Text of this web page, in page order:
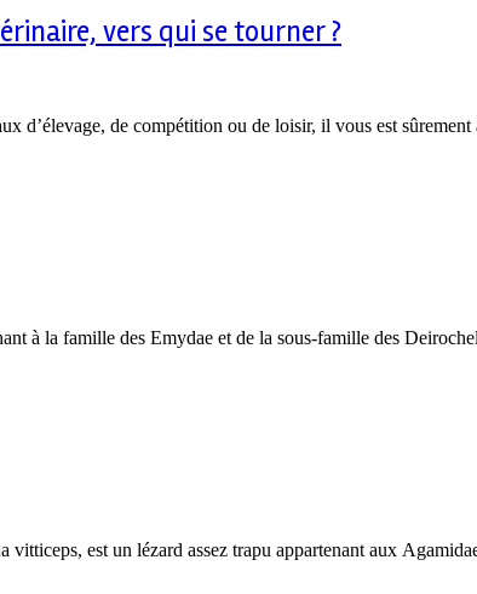
vers qui se tourner ?
d’élevage, de compétition ou de loisir, il vous est
à la famille des Emydae et de la sous-famille des
vitticeps, est un lézard assez trapu appartenant aux